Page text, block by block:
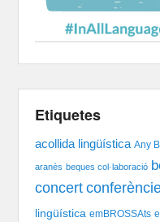
Etiquetes
acollida lingüística Any
aranès beques col·laboració
concert
lingüística emBROSSAts